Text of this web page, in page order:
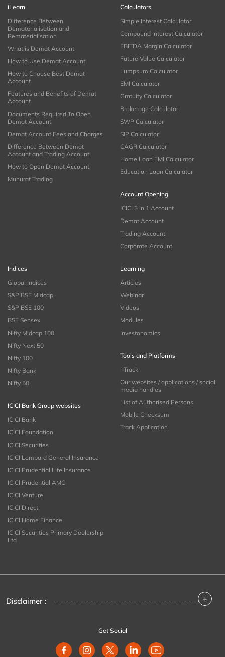
iLearn
Difference Between
Dematerialisation and
Rematerialisation
What is Demat Account
How to Use Demat Account
How to Choose Best Demat
Account
Features and Benefits of Demat
Account
Documents Required To Open
Demat Account
Demat Account Fees and Charges
Difference Between Demat
Account and Trading Account
How to Open Demat Account
Muhurat Trading
Calculators
Simple Interest Calculator
Compound Interest Calculator
EBITDA Margin Calculator
Future Value Calculator
Lumpsum Calculator
EMI Calculator
Gratuity Calculator
Brokerage Calculator
SWP Calculator
SIP Calculator
CAGR Calculator
Home Loan EMI Calculator
Education Loan Calculator
Account Opening
ICICI 3 in 1 Account
Demat Account
Trading Account
Corporate Account
Indices
Global Indices
S&P BSE Midcap
S&P BSE 100
BSE Sensex
Nifty Midcap 100
Nifty Next 50
Nifty 100
Nifty Bank
Nifty 50
ICICI Bank Group websites
ICICI Bank
ICICI Foundation
ICICI Securities
ICICI Lombard General Insurance
ICICI Prudential Life Insurance
ICICI Prudential AMC
ICICI Venture
ICICI Direct
ICICI Home Finance
ICICI Securities Primary Dealership
Ltd
Learning
Articles
Webinar
Videos
Modules
Investonomics
Tools and Platforms
i-Track
Our websites / applications / social
media handles
List of Authorised Persons
Mobile Checksum
Track Application
Disclaimer : +
Get Social